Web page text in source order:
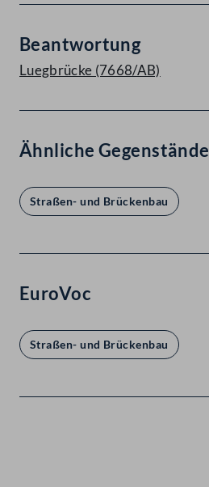
Beantwortung
Luegbrücke (7668/AB)
Ähnliche Gegenstände
Straßen- und Brückenbau
EuroVoc
Straßen- und Brückenbau